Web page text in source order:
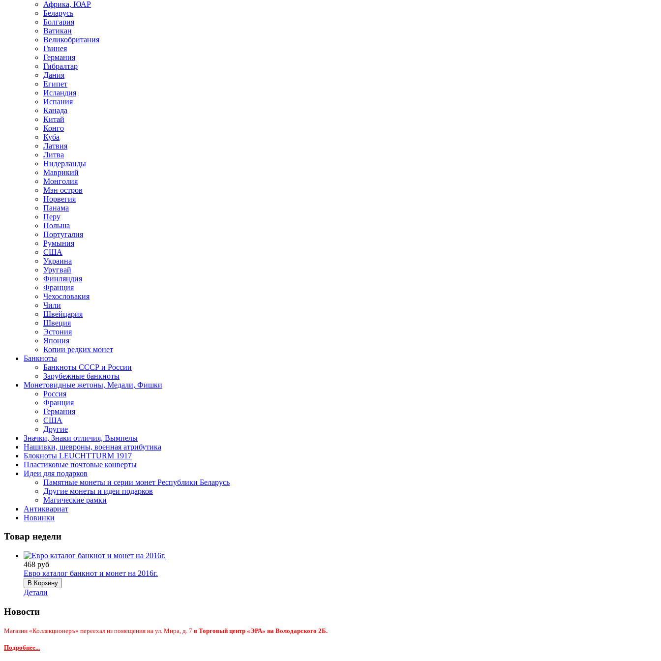
Африка, ЮАР
Беларусь
Болгария
Ватикан
Великобритания
Гвинея
Германия
Гибралтар
Дания
Египет
Исландия
Испания
Канада
Китай
Конго
Куба
Латвия
Литва
Нидерланды
Маврикий
Монголия
Мэн остров
Норвегия
Панама
Перу
Польша
Португалия
Румыния
США
Украина
Уругвай
Финляндия
Франция
Чехословакия
Чили
Швейцария
Швеция
Эстония
Япония
Копии редких монет
Банкноты
Банкноты СССР и России
Зарубежные банкноты
Монетовидные жетоны, Медали, Фишки
Россия
Франция
Германия
США
Другие
Значки, Знаки отличия, Вымпелы
Нашивки, шевроны, военная атрибутика
Блокноты LEUCHTTURM 1917
Пластиковые почтовые конверты
Идеи для подарков
Памятные монеты и серии монет Республики Беларусь
Другие монеты и идеи подарков
Магические рамки
Антиквариат
Новинки
Товар недели
468 руб
Евро каталог банкнот и монет на 2016г.
Детали
Новости
Магазин «Коллекционеръ» переехал из помещения на ул. Мира, д. 7 в Торговый центр «ЭРА» на Володарского 2Б.
Подробнее...